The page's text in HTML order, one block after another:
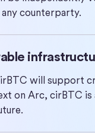
counterparty.
will support
on Arc, cirBTC